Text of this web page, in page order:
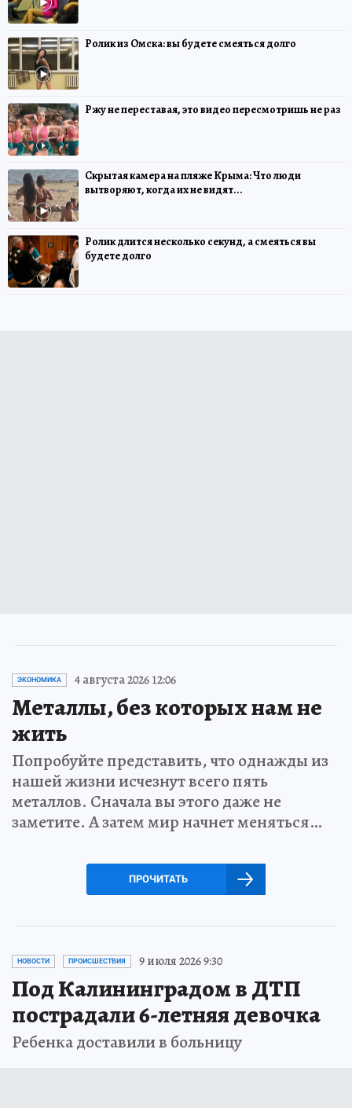
Ролик из Омска: вы будете смеяться долго
Ржу не переставая, это видео пересмотришь не раз
Скрытая камера на пляже Крыма: Что люди
вытворяют, когда их не видят...
Ролик длится несколько секунд, а смеяться вы
будете долго
ЭКОНОМИКА 4 августа 2026 12:06
Металлы, без которых нам не
жить
Попробуйте представить, что однажды из
нашей жизни исчезнут всего пять
металлов. Сначала вы этого даже не
заметите. А затем мир начнет меняться…
ПРОЧИТАТЬ
НОВОСТИ ПРОИСШЕСТВИЯ 9 июля 2026 9:30
Под Калининградом в ДТП
пострадали 6-летняя девочка
Ребенка доставили в больницу